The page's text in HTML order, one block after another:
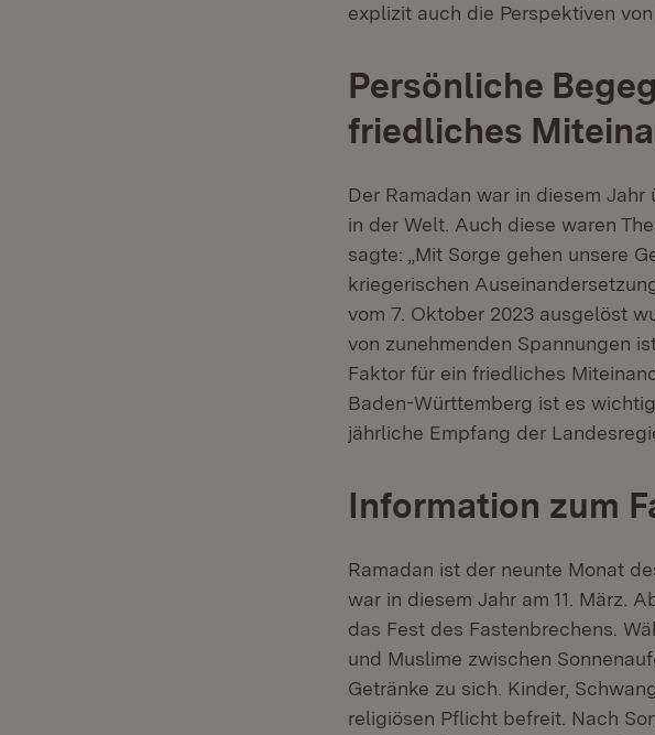
explizit auch die Perspektiven
Persönliche
friedliches
Der Ramadan war in diesem
in der Welt. Auch diese waren
sagte: „Mit Sorge gehen unsere
kriegerischen
vom 7. Oktober 2023 ausgelöst
von zunehmenden Spannungen
Faktor für ein friedliches
Baden-Württemberg ist es
jährliche Empfang der
Information zum
Ramadan ist der neunte Monat
war in diesem Jahr am 11. März.
das Fest des Fastenbrechens.
und Muslime zwischen
Getränke zu sich. Kinder,
religiösen Pflicht befreit. Nach